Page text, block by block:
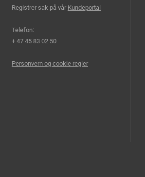
Registrer sak på vår Kundeportal
Telefon:
+ 47 45 83 02 50
Personvern og cookie regler